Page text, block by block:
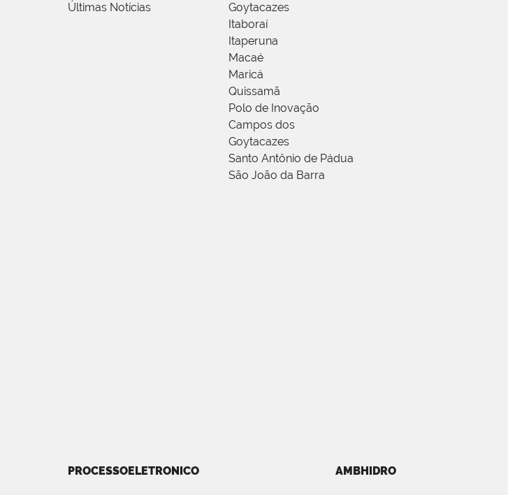
Últimas Notícias
Goytacazes
Itaboraí
Itaperuna
Macaé
Maricá
Quissamã
Polo de Inovação
Campos dos
Goytacazes
Santo Antônio de Pádua
São João da Barra
PROCESSOELETRONICO AMBHIDRO